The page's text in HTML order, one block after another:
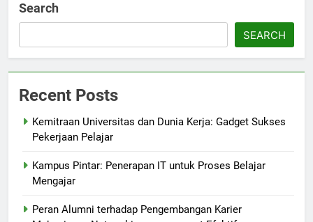
Search
SEARCH
Recent Posts
Kemitraan Universitas dan Dunia Kerja: Gadget Sukses
Pekerjaan Pelajar
Kampus Pintar: Penerapan IT untuk Proses Belajar
Mengajar
Peran Alumni terhadap Pengembangan Karier